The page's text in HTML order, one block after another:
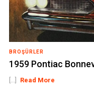
BROŞÜRLER
1959 Pontiac
[...] Read More